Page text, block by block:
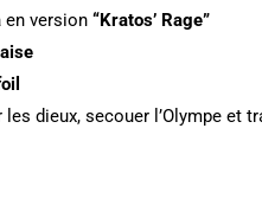
en version“Kratos’ Rage”
les dieux, secouer l’Olympe